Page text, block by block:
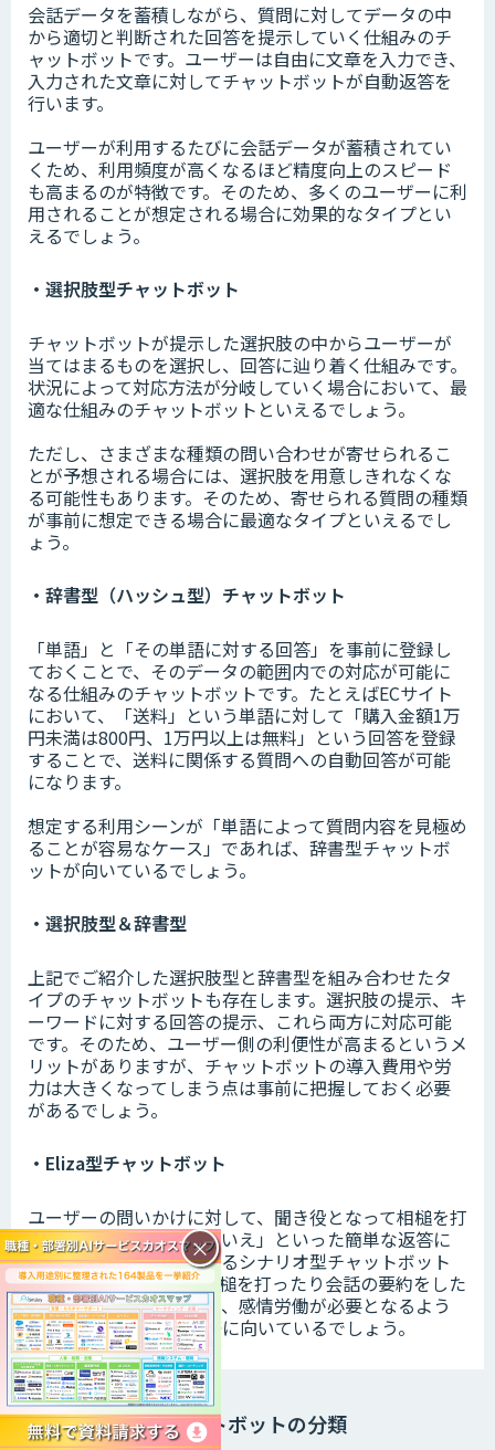
会話データを蓄積しながら、質問に対してデータの中
から適切と判断された回答を提示していく仕組みのチ
ャットボットです。ユーザーは自由に文章を入力でき、
入力された文章に対してチャットボットが自動返答を
行います。
ユーザーが利用するたびに会話データが蓄積されてい
くため、利用頻度が高くなるほど精度向上のスピード
も高まるのが特徴です。そのため、多くのユーザーに利
用されることが想定される場合に効果的なタイプとい
えるでしょう。
・選択肢型チャットボット
チャットボットが提示した選択肢の中からユーザーが
当てはまるものを選択し、回答に辿り着く仕組みです。
状況によって対応方法が分岐していく場合において、最
適な仕組みのチャットボットといえるでしょう。
ただし、さまざまな種類の問い合わせが寄せられるこ
とが予想される場合には、選択肢を用意しきれなくな
る可能性もあります。そのため、寄せられる質問の種類
が事前に想定できる場合に最適なタイプといえるでし
ょう。
・辞書型（ハッシュ型）チャットボット
「単語」と「その単語に対する回答」を事前に登録し
ておくことで、そのデータの範囲内での対応が可能に
なる仕組みのチャットボットです。たとえばECサイト
において、「送料」という単語に対して「購入金額1万
円未満は800円、1万円以上は無料」という回答を登録
することで、送料に関係する質問への自動回答が可能
になります。
想定する利用シーンが「単語によって質問内容を見極め
ることが容易なケース」であれば、辞書型チャットボ
ットが向いているでしょう。
・選択肢型＆辞書型
上記でご紹介した選択肢型と辞書型を組み合わせたタ
イプのチャットボットも存在します。選択肢の提示、キ
ーワードに対する回答の提示、これら両方に対応可能
です。そのため、ユーザー側の利便性が高まるというメ
リットがありますが、チャットボットの導入費用や労
力は大きくなってしまう点は事前に把握しておく必要
があるでしょう。
・Eliza型チャットボット
ユーザーの問いかけに対して、聞き役となって相槌を打
ったり、「はい」や「いいえ」といった簡単な返答に
よって会話を行ったりするシナリオ型チャットボット
です。聞き役として、相槌を打ったり会話の要約をした
りすることができるので、感情労働が必要となるよう
な業務を代替していく際に向いているでしょう。
チャットボットの分類
×